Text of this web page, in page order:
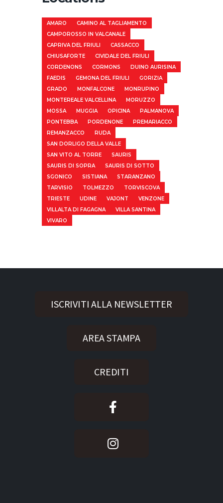
AMARO
CAMINO AL TAGLIAMENTO
CAMPOROSSO IN VALCANALE
CAPRIVA DEL FRIULI
CASSACCO
CHIUSAFORTE
CIVIDALE DEL FRIULI
CORDENONS
CORMONS
DUINO AURISINA
FAEDIS
GEMONA DEL FRIULI
GORIZIA
GRADO
MONFALCONE
MONRUPINO
MONTEREALE VALCELLINA
MORUZZO
MOSSA
MUGGIA OPICINA
PALMANOVA
PONTEBBA
PORDENONE
PREMARIACCO
REMANZACCO
RUDA
SAN DORLIGO DELLA VALLE
SAN VITO AL TORRE
SAURIS
SAURIS DI SOPRA
SAURIS DI SOTTO
SGONICO
SISTIANA
STARANZANO
TARVISIO
TOLMEZZO
TORVISCOVA
TRIESTE
UDINE VAJONT
VENZONE
VILLALTA DI FAGAGNA
VILLA SANTINA
VIVARO
ISCRIVITI ALLA NEWSLETTER
AREA STAMPA
CREDITI